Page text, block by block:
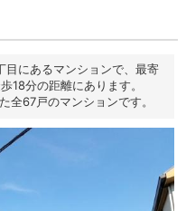
目にあるマンションで、最寄
18分の距離にあります。
全67戸のマンションです。